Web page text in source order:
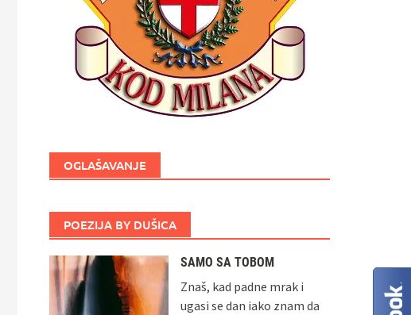
OGLAŠAVANJE
POEZIJA BY DUŠICA
SAMO SA TOBOM
Znaš, kad padne mrak i
ugasi se dan iako znam da